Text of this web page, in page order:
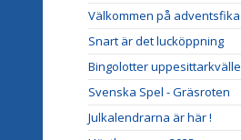
Välkommen på
Snart är det lucköppning
Bingolotter
Svenska Spel - Gräsroten
Julkalendrarna är här !